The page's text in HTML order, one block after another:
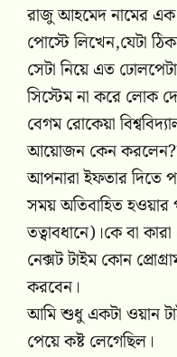
রাজু আহমেদ নামের এক
পোস্টে লিখেন,যেটা
সেটা নিয়ে এত
সিস্টেম না করে লোক
বেগম রোকেয়া
আয়োজন কেন করলেন??
আপনারা ইফতার দিতে
সময় অতিবাহিত
তত্বাবধানে)।কে বা
নেক্সট টাইম কোন
করবেন।
আমি শুধু একটা ওয়ান
পেয়ে কষ্ট লেগেছিল।